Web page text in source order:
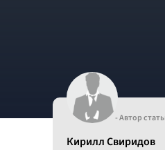
- Автор
Кирилл Свиридов